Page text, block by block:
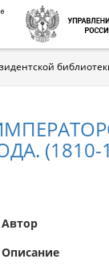
(1810-
Автор
Описание